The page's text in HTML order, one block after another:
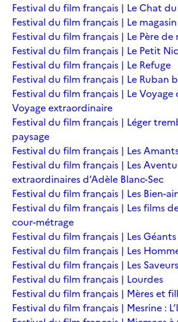
Festival du film français | Le Chat
Festival du film français | Le
Festival du film français | Le Père de
Festival du film français | Le Petit
Festival du film français | Le Refuge
Festival du film français | Le Ruban
Festival du film français | Le Voyage
Voyage extraordinaire
Festival du film français | Léger
paysage
Festival du film français | Les
Festival du film français | Les
extraordinaires d’Adèle Blanc-Sec
Festival du film français | Les Bien-
Festival du film français | Les films
cour-métrage
Festival du film français | Les Géants
Festival du film français | Les
Festival du film français | Les
Festival du film français | Lourdes
Festival du film français | Mères et
Festival du film français | Mesrine :